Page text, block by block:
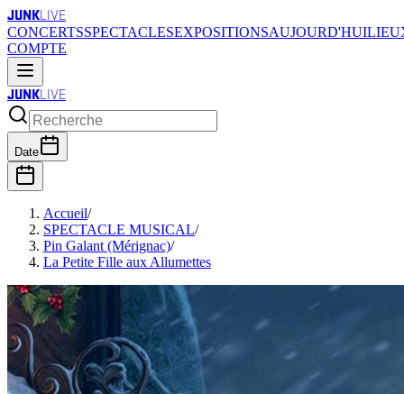
JUNKLIVE
CONCERTSSPECTACLESEXPOSITIONSAUJOURD'HUI
COMPTE
JUNKLIVE
Date
Accueil/
SPECTACLE MUSICAL/
Pin Galant (Mérignac)/
La Petite Fille aux Allumettes